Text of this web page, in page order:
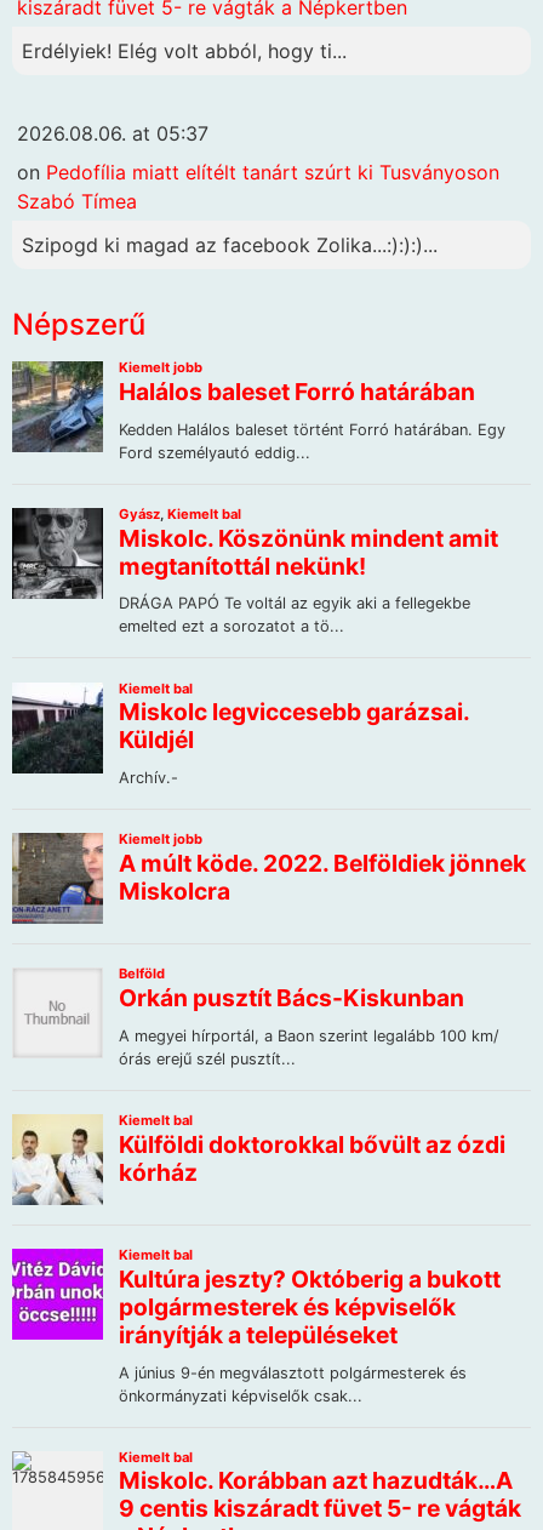
kiszáradt füvet 5- re vágták a Népkertben
Erdélyiek! Elég volt abból, hogy ti...
2026.08.06. at 05:37
on Pedofília miatt elítélt tanárt szúrt ki Tusványoson
Szabó Tímea
Szipogd ki magad az facebook Zolika...:):):)...
Népszerű